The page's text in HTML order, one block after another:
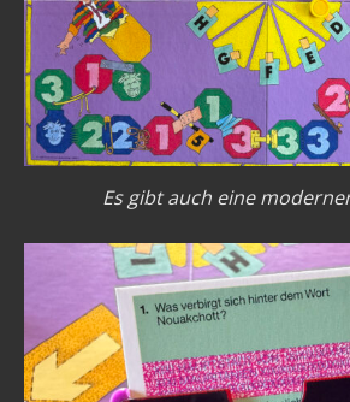
Es gibt auch eine